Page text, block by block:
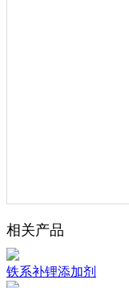
相关产品
铁系补锂添加剂